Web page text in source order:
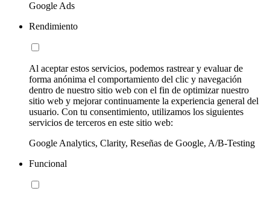
Google Ads
Rendimiento
Al aceptar estos servicios, podemos rastrear y evaluar de
forma anónima el comportamiento del clic y navegación
dentro de nuestro sitio web con el fin de optimizar nuestro
sitio web y mejorar continuamente la experiencia general del
usuario. Con tu consentimiento, utilizamos los siguientes
servicios de terceros en este sitio web:
Google Analytics, Clarity, Reseñas de Google, A/B-Testing
Funcional